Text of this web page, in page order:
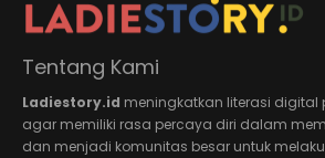
Tentang Kami
Ladiestory.id meningkatkan literasi digital
agar memiliki rasa percaya diri dalam
dan menjadi komunitas besar untuk